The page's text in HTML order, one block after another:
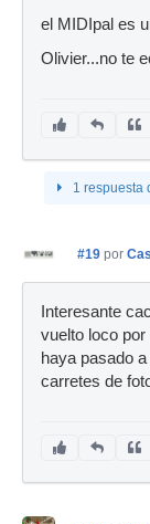
el MIDIpal es
Olivier...no te
1 respuesta
#19 por
Interesante
vuelto loco por
haya pasado
carretes de